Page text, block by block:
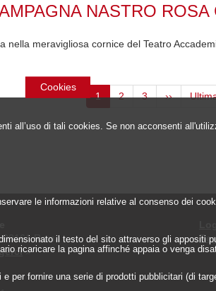
NASTRO ROSA
nella meravigliosa cornice del Teatro
Pagina
attuale
1 Page
2 Page
3
Pagina
››
Roma
»
Cookies
all’uso di tali cookies. Se non acconsenti
le informazioni relative al consenso dei
il testo del sito attraverso gli appositi
ricaricare la pagina affinché appaia o venga
per fornire una serie di prodotti pubblicitari (di